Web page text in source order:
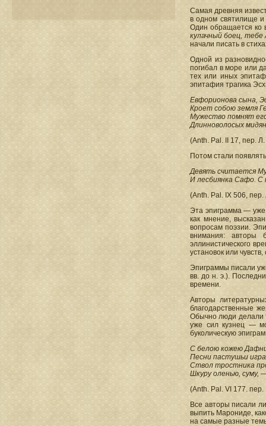
Самая древняя
в одном святилище
Один обращается ко
кулачный боец,
начали писать в
Одной из
погибал в море или
тех или иных
эпитафия трагика
Евфорионова сына,
Кроет собою земля
Мужество помнят
Длинноволосых
(Anth. Pal. II 17, пер.
Потом стали
Девять считается
И лесбиянка Сафо. С
(Anth. Pal. IX 506,
Эта эпиграмма — уже
как мнение,
вопросам поэзии.
внимания: авторы
эллинистического
установок или
Эпиграммы писали
вв. до н. э.).
времени.
Авторы
благодарственные
Обычно люди делали
уже сил кузнец —
буколическую
С белою кожею
Песни пастушьи
Ствол тростника
Шкуру оленью, суму,
(Anth. Pal. VI 177.
Все авторы писали
выпить Марониде,
на самые разные